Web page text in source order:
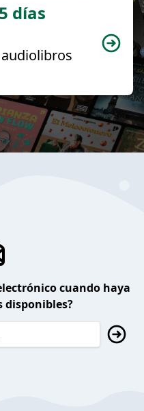
días
cuando haya
disponibles?